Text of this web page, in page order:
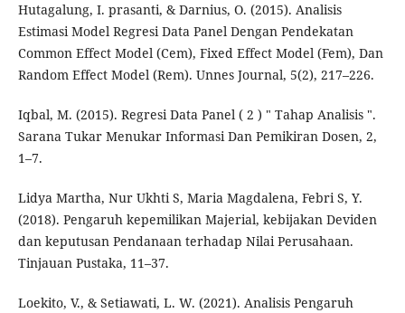
Hutagalung, I. prasanti, & Darnius, O. (2015). Analisis
Estimasi Model Regresi Data Panel Dengan Pendekatan
Common Effect Model (Cem), Fixed Effect Model (Fem), Dan
Random Effect Model (Rem). Unnes Journal, 5(2), 217–226.
Iqbal, M. (2015). Regresi Data Panel ( 2 ) " Tahap Analisis ".
Sarana Tukar Menukar Informasi Dan Pemikiran Dosen, 2,
1–7.
Lidya Martha, Nur Ukhti S, Maria Magdalena, Febri S, Y.
(2018). Pengaruh kepemilikan Majerial, kebijakan Deviden
dan keputusan Pendanaan terhadap Nilai Perusahaan.
Tinjauan Pustaka, 11–37.
Loekito, V., & Setiawati, L. W. (2021). Analisis Pengaruh